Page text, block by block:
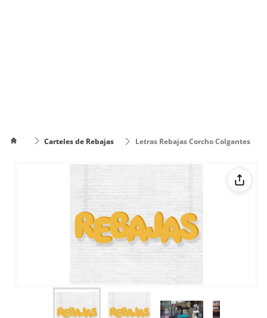
Carteles de Rebajas Letras Rebajas Corcho Colgantes
de color el texto